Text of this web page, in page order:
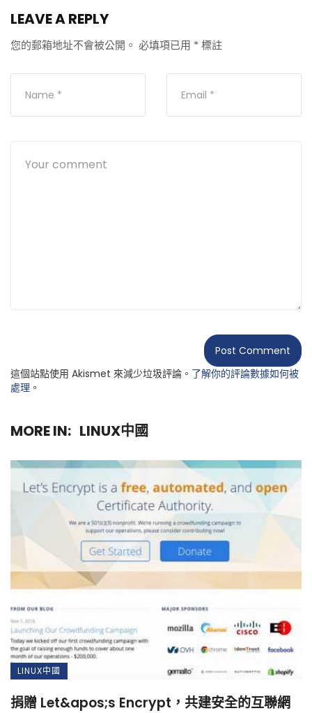
LEAVE A REPLY
您的郵箱地址不會被公開。 必填項已用 * 標註
這個站點使用 Akismet 來減少垃圾評論。 了解你的評論數據如何被
處理 。
MORE IN: LINUX中國
LINUX中國
捐贈 Let&apos;s Encrypt，共建安全的互聯網